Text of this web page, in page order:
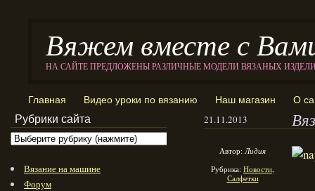
Вяжем вместе с
НА САЙТЕ ПРЕДЛОЖЕНЫ РАЗЛИЧНЫЕ МОДЕЛИ ВЯЗАНЫХ
Главная Видео уроки по вязанию Наш магазин О
21.11.2013
Автор:Лидия
Рубрика: Новости,
Салфетки
Рубрики сайта
Вязание на машине
Форум